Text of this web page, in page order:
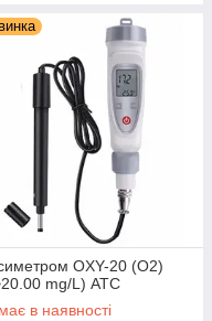
залежати від
воді), тиску (більше
тиску) і солоності
Розпад органічного
процесами, або
водах, або мертвою
вода, що скидається у
обладнання на
температуру
OXY-20 (О2)
mg/L) АТС
в наявності